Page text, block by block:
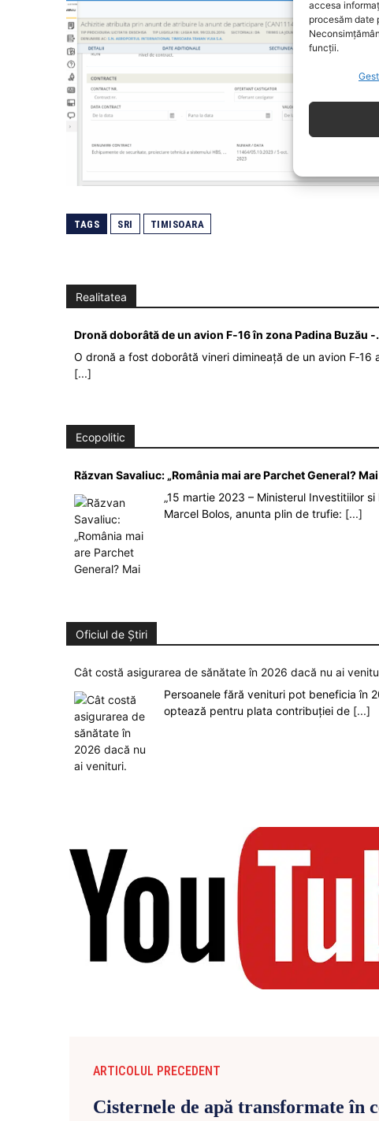
accesa
procesăm date
funcții.
TAGS SRI TIMISOARA
Realitatea
Dronă doborâtă de un avion F‑16 în zona Padina Buzău
O dronă a fost doborâtă vineri dimineață de un avion F‑16
[...]
Ecopolitic
Răzvan Savaliuc: „România mai are Parchet General?
„15 martie 2023 – Ministerul Investitiilor
Marcel Bolos, anunta plin de trufie: [...]
Oficiul de Știri
Cât costă asigurarea de sănătate în 2026 dacă nu ai
Persoanele fără venituri pot beneficia în
optează pentru plata contribuției de [...]
ARTICOLUL PRECEDENT
Cisternele de apă transformate în